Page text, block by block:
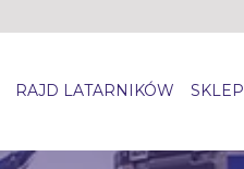
RAJD LATARNIKÓW SKLEP